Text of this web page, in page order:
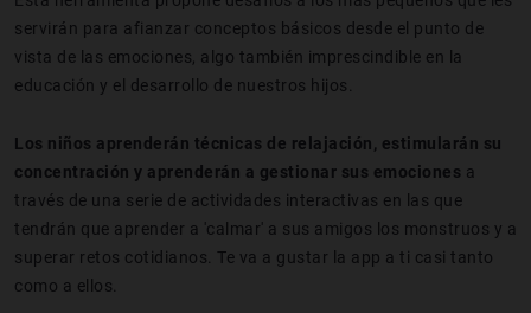
servirán para afianzar conceptos básicos desde el punto de
vista de las emociones, algo también imprescindible en la
educación y el desarrollo de nuestros hijos.
Los niños aprenderán técnicas de relajación, estimularán su
concentración y aprenderán a gestionar sus emociones a
través de una serie de actividades interactivas en las que
tendrán que aprender a 'calmar' a sus amigos los monstruos y a
superar retos cotidianos. Te va a gustar la app a ti casi tanto
como a ellos.